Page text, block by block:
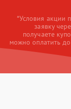
*Условия акции
заявку
получаете
можно оплатить